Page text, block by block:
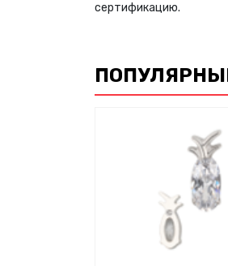
сертификацию.